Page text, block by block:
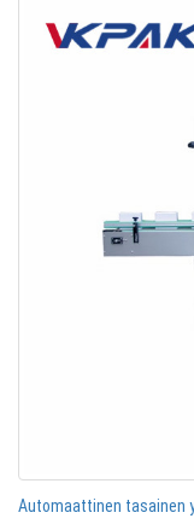
Automaattinen tasainen